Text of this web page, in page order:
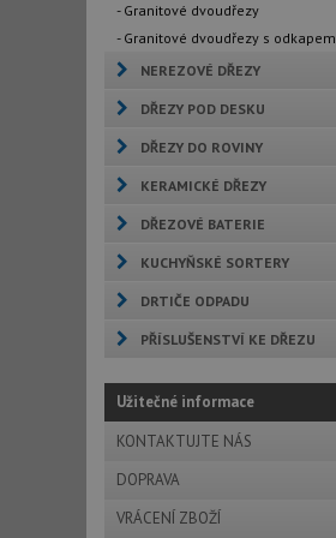
- Granitové dvoudřezy
- Granitové dvoudřezy s odkapem
NEREZOVÉ DŘEZY
DŘEZY POD DESKU
DŘEZY DO ROVINY
KERAMICKÉ DŘEZY
DŘEZOVÉ BATERIE
KUCHYŇSKÉ SORTERY
DRTIČE ODPADU
PŘÍSLUŠENSTVÍ KE DŘEZU
Užitečné informace
KONTAKTUJTE NÁS
DOPRAVA
VRÁCENÍ ZBOŽÍ